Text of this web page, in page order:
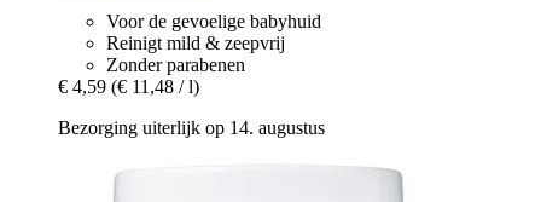
Voor de gevoelige babyhuid
Reinigt mild & zeepvrij
Zonder parabenen
€ 4,59 (€ 11,48 / l)
Bezorging uiterlijk op 14. augustus